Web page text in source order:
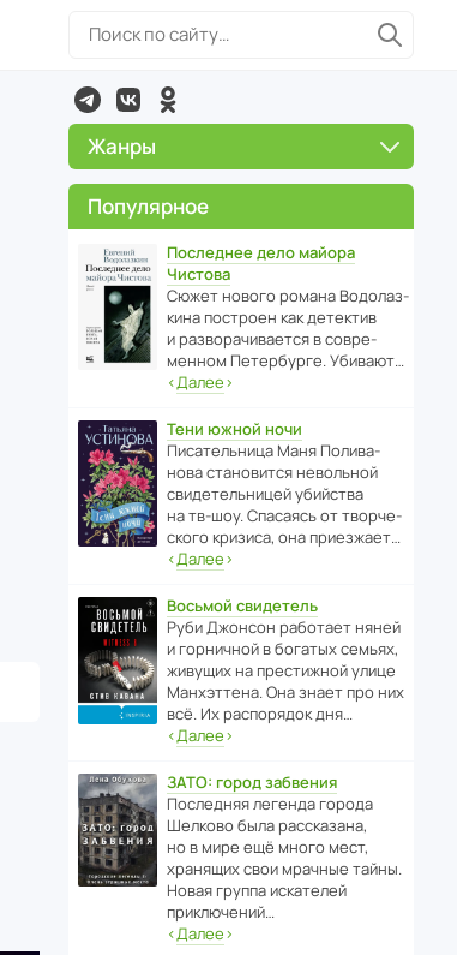
Жанры
Популярное
Последнее дело майора
Чистова
Сюжет нового романа Водо­ла­з­
кина пост­роен как дете­ктив
и разво­ра­чи­ва­ется в совре­
менном Пете­р­бурге. Убивают…
‹Далее›
Тени южной ночи
Писа­тель­ница Маня Поли­ва­
нова стано­вится невольной
свиде­тель­ницей убийства
на тв-шоу. Спасаясь от твор­че­
с­кого кризиса, она приезжает…
‹Далее›
Восьмой свидетель
Руби Джонсон рабо­тает няней
и горни­чной в богатых семьях,
живущих на прес­ти­жной улице
Манх­эт­тена. Она знает про них
всё. Их распо­рядок дня…
‹Далее›
ЗАТО: город забвения
После­дняя легенда города
Шелково была расска­зана,
но в мире ещё много мест,
хранящих свои мрачные тайны.
Новая группа иска­телей
приключений…
‹Далее›